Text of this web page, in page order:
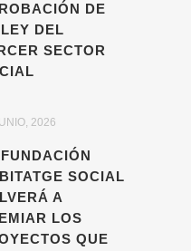
DE
DEL
SECTOR
2026
SOCIAL
A
LOS
QUE